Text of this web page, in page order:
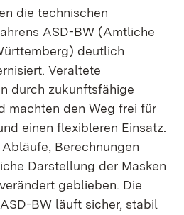
die technischen
ASD-BW (Amtliche
deutlich
Veraltete
durch zukunftsfähige
machten den Weg frei für
einen flexibleren Einsatz.
Berechnungen
Darstellung der Masken
geblieben. Die
BW läuft sicher, stabil